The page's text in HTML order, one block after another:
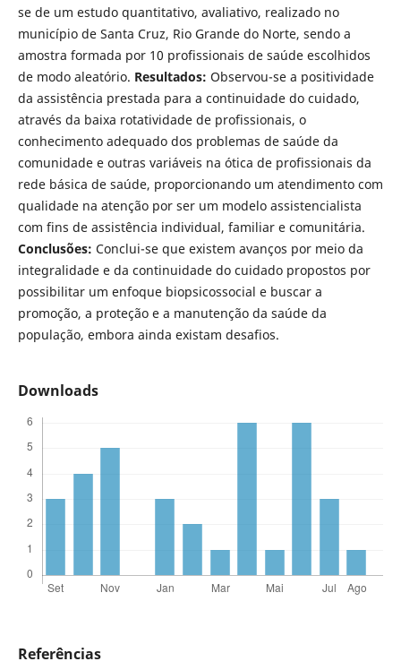
se de um estudo quantitativo, avaliativo, realizado no
município de Santa Cruz, Rio Grande do Norte, sendo a
amostra formada por 10 profissionais de saúde escolhidos
de modo aleatório. Resultados: Observou-se a positividade
da assistência prestada para a continuidade do cuidado,
através da baixa rotatividade de profissionais, o
conhecimento adequado dos problemas de saúde da
comunidade e outras variáveis na ótica de profissionais da
rede básica de saúde, proporcionando um atendimento com
qualidade na atenção por ser um modelo assistencialista
com fins de assistência individual, familiar e comunitária.
Conclusões: Conclui-se que existem avanços por meio da
integralidade e da continuidade do cuidado propostos por
possibilitar um enfoque biopsicossocial e buscar a
promoção, a proteção e a manutenção da saúde da
população, embora ainda existam desafios.
Downloads
Referências